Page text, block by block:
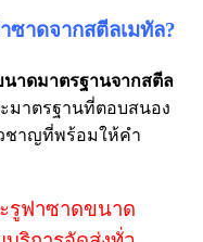
ซาดจากสตีลเมทัล?
นาดมาตรฐานจากสตีล
าตรฐานที่ตอบสนอง
ชาญที่พร้อมให้คำ
ะรูฟาซาดขนาด